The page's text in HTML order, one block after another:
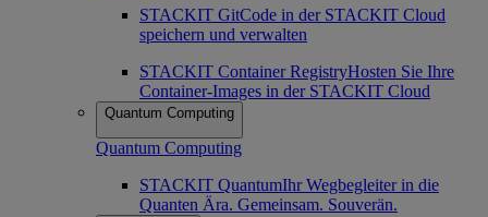
STACKIT GitCode in der STACKIT Cloud
speichern und verwalten
STACKIT Container RegistryHosten Sie Ihre
Container-Images in der STACKIT Cloud
Quantum Computing
Quantum Computing
STACKIT QuantumIhr Wegbegleiter in die
Quanten Ära. Gemeinsam. Souverän.